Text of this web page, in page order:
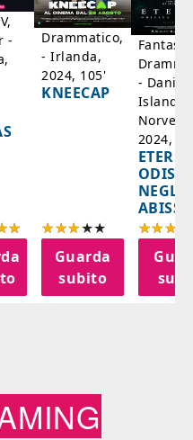
-
Drammatico,
- Irlanda,
2024, 105'
KNEECAP
Guarda
subito
-
Islanda,
2024,
NEGLI
ABISSI